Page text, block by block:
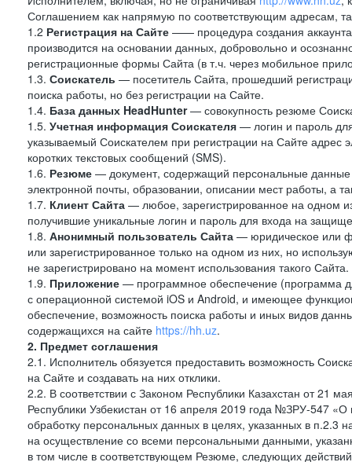
Соглашением как напрямую по соответствующим адресам,
1.2 Регистрация на Сайте —— процедура создания
производится на основании данных, добровольно и
регистрационные формы Сайта (в т.ч. через мобильное
1.3. Соискатель — посетитель Сайта, прошедший
поиска работы, но без регистрации на Сайте.
1.4. База данных HeadHunter— совокупность резюме
1.5. Учетная информация Соискателя — логин и пароль
указываемый Соискателем при регистрации на Сайте
коротких текстовых сообщений (SMS).
1.6. Резюме — документ, содержащий персональные
электронной почты, образовании, описании мест работы, а
1.7. Клиент Сайта — любое, зарегистрированное на одном
получившие уникальные логин и пароль для входа на
1.8. Анонимный пользователь Сайта — юридическое или
или зарегистрированное только на одном из них, но
не зарегистрировано на момент использования такого Сайта.
1.9. Приложение — программное обеспечение (программа
с операционной системой iOS и Android, и имеющее
обеспечение, возможность поиска работы и иных видов
содержащихся на сайте https://hh.uz.
2. Предмет соглашения
2.1. Исполнитель обязуется предоставить возможность
на Сайте и создавать на них отклики.
2.2. В соответствии с Законом Республики Казахстан от
Республики Узбекистан от 16 апреля 2019 года №ЗРУ-547
обработку персональных данных в целях, указанных в
на осуществление со всеми персональными данными,
в том числе в соответствующем Резюме, следующих